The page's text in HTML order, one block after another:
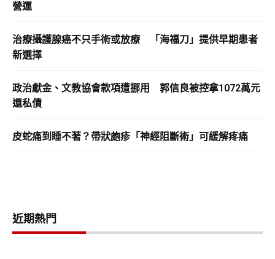
營運
治療攝護腺癌不只手術或放療 「海福刀」提供早期患者
新選擇
政治獻金、文教協會款項遭挪用 郭信良被控拿1072萬元
還私債
皮蛇痛到睡不著？帶狀皰疹「神經阻斷術」可緩解疼痛
近期熱門